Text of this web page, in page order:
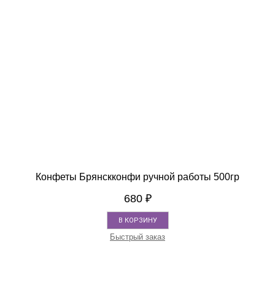
Конфеты Брянскконфи ручной работы 500гр
680 ₽
В КОРЗИНУ
Быстрый заказ